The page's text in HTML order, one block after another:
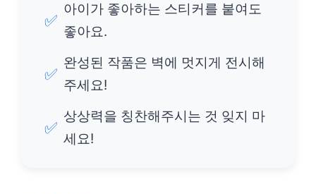
✅
아이가 좋아하는 스티커를 붙여도
좋아요.
✅
완성된 작품은 벽에 멋지게 전시해
주세요!
✅
상상력을 칭찬해주시는 것 잊지 마
세요!